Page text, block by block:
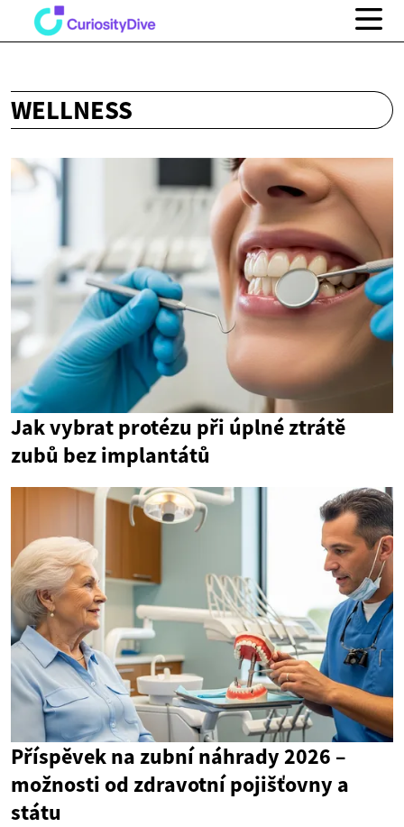
WELLNESS
Jak vybrat protézu při úplné ztrátě
zubů bez implantátů
Příspěvek na zubní náhrady 2026 –
možnosti od zdravotní pojišťovny a
státu